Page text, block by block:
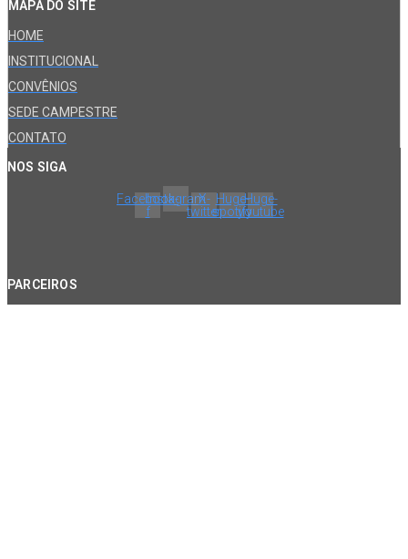
MAPA DO SITE
HOME
INSTITUCIONAL
CONVÊNIOS
SEDE CAMPESTRE
CONTATO
NOS SIGA
Facebook-
f
InstagramX-
twitter
Huge-
spotify
Huge-
youtube
PARCEIROS